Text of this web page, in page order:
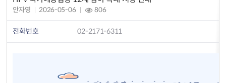
안자영 2026-05-06 806
전화번호 02-2171-6311